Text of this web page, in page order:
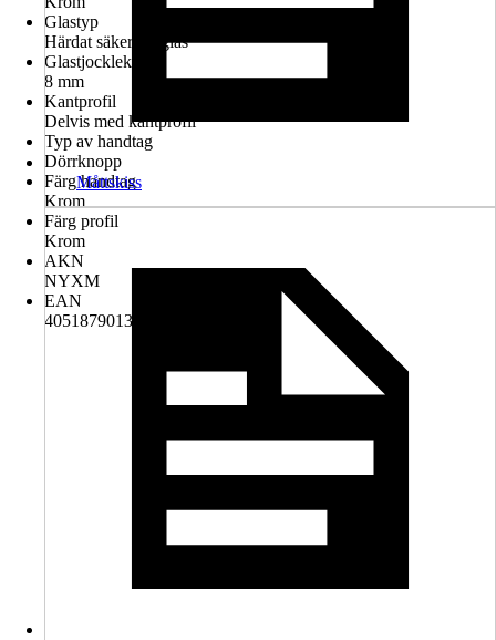
Glastyp
Härdat säkerhetsglas
Glastjocklek
8 mm
Kantprofil
Delvis med kantprofil
Typ av handtag
Dörrknopp
Färg handtag
Krom
Färg profil
Krom
AKN
NYXM
EAN
4051879013833
Måttskiss